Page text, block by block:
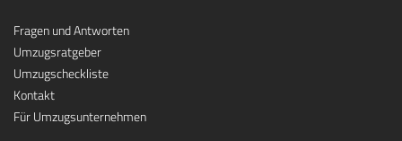
Fragen und Antworten
Umzugsratgeber
Umzugscheckliste
Kontakt
Für Umzugsunternehmen